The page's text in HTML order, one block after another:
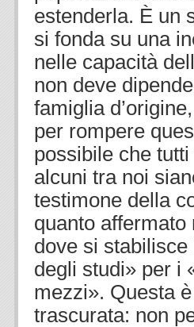
estenderla. È un
si fonda su una
nelle capacità
non deve
famiglia
per rompere
possibile che
alcuni tra noi
testimone della
quanto
dove si
degli studi» per i
mezzi». Questa
trascurata: non